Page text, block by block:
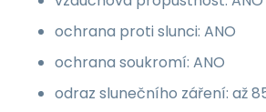
ochrana proti slunci: ANO
ochrana soukromí: ANO
odraz slunečního záření: až